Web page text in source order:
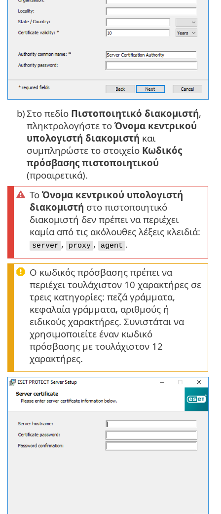
b)Στο πεδίο Πιστοποιητικό διακομιστή,
πληκτρολογήστε το Όνομα κεντρικού
υπολογιστή διακομιστή και
συμπληρώστε το στοιχείο Κωδικός
πρόσβασης πιστοποιητικού
(προαιρετικά).
Το Όνομα κεντρικού υπολογιστή
διακομιστή στο πιστοποιητικό
διακομιστή δεν πρέπει να περιέχει
καμία από τις ακόλουθες λέξεις κλειδιά:
server , proxy , agent .
Ο κωδικός πρόσβασης πρέπει να
περιέχει τουλάχιστον 10 χαρακτήρες σε
τρεις κατηγορίες: πεζά γράμματα,
κεφαλαία γράμματα, αριθμούς ή
ειδικούς χαρακτήρες. Συνιστάται να
χρησιμοποιείτε έναν κωδικό
πρόσβασης με τουλάχιστον 12
χαρακτήρες.